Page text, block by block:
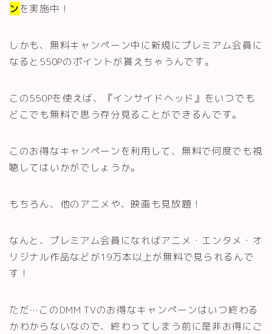
ンを実施中！
しかも、無料キャンペーン中に新規にプレミアム会員に
なると550Pのポイントが貰えちゃうんです。
この550Pを使えば、『インサイドヘッド』をいつでも
どこでも無料で思う存分見ることができるんです。
このお得なキャンペーンを利用して、無料で何度でも視
聴してはいかがでしょうか。
もちろん、他のアニメや、映画も見放題！
なんと、プレミアム会員になればアニメ・エンタメ・オ
リジナル作品などが19万本以上が無料で見られるんで
す！
ただ…このDMM TVのお得なキャンペーンはいつ終わる
かわからないなので、終わってしまう前に是非お得にご